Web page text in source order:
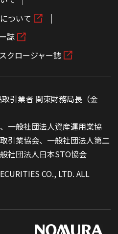
ついて
誌
クロージャー誌
引業者 関東財務局長（金
一般社団法人資産運用業協
引業協会、一般社団法人第二
社団法人日本STO協会
CO., LTD. ALL